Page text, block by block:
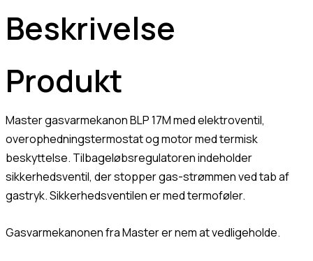
Beskrivelse
Produkt
Master gasvarmekanon BLP 17M med elektroventil,
overophedningstermostat og motor med termisk
beskyttelse. Tilbageløbsregulatoren indeholder
sikkerhedsventil, der stopper gas-strømmen ved tab af
gastryk. Sikkerhedsventilen er med termoføler.
Gasvarmekanonen fra Master er nem at vedligeholde.